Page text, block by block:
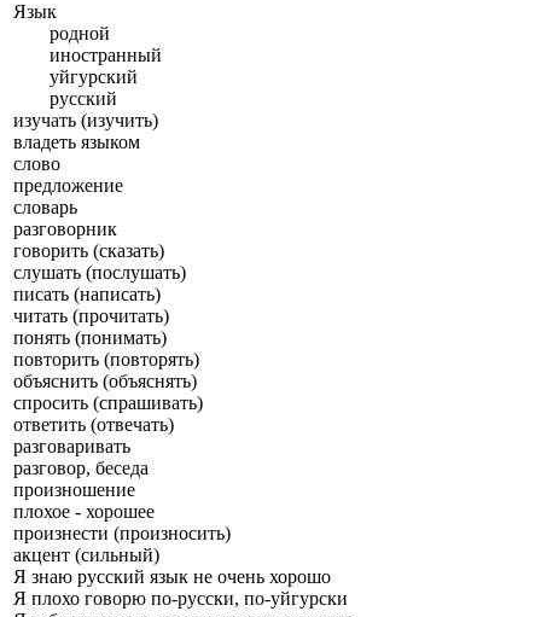
Язык
родной
иностранный
уйгурский
русский
изучать (изучить)
владеть языком
слово
предложение
словарь
разговорник
говорить (сказать)
слушать (послушать)
писать (написать)
читать (прочитать)
понять (понимать)
повторить (повторять)
объяснить (объяснять)
спросить (спрашивать)
ответить (отвечать)
разговаривать
разговор, беседа
произношение
плохое - хорошее
произнести (произносить)
акцент (сильный)
Я знаю русский язык не очень хорошо
Я плохо говорю по-русски, по-уйгурски